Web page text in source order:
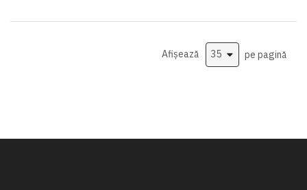
Afișează pe pagină